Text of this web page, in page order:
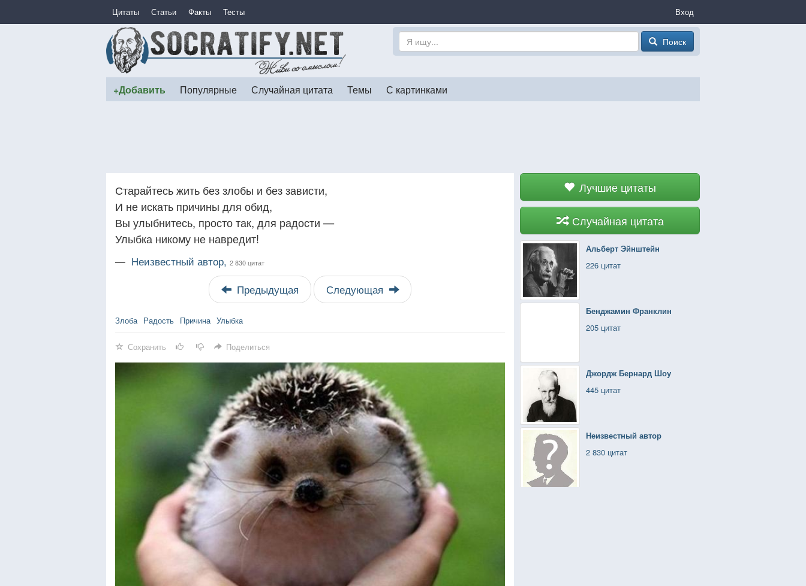
Цитаты Статьи Факты Тесты Вход
Поиск
+Добавить Популярные Случайная цитата Темы С картинками
Лучшие цитаты
Случайная цитата
Альберт Эйнштейн
226 цитат
Бенджамин Франклин
205 цитат
Джордж Бернард Шоу
445 цитат
Неизвестный автор
2 830 цитат
Старайтесь жить без злобы и без зависти,
И не искать причины для обид,
Вы улыбнитесь, просто так, для радости —
Улыбка никому не навредит!
— Неизвестный автор, 2 830 цитат
Предыдущая Следующая
Злоба Радость Причина Улыбка
Сохранить Поделиться